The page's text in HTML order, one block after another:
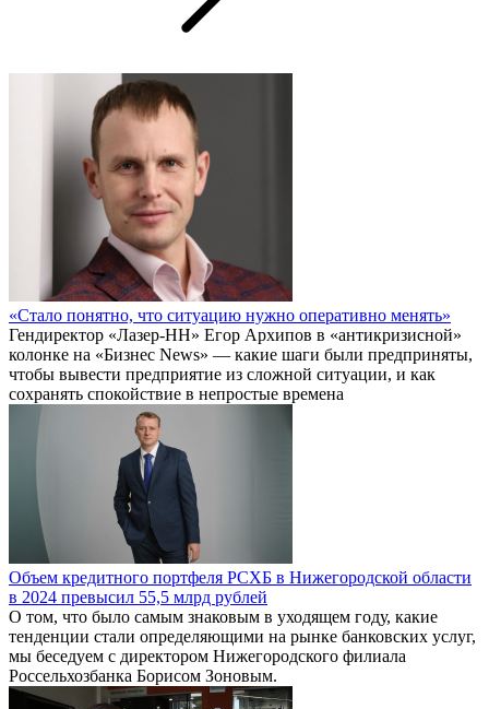
«Стало понятно, что ситуацию нужно оперативно менять»
Гендиректор «Лазер-НН» Егор Архипов в «антикризисной»
колонке на «Бизнес News» — какие шаги были предприняты,
чтобы вывести предприятие из сложной ситуации, и как
сохранять спокойствие в непростые времена
Объем кредитного портфеля РСХБ в Нижегородской области
в 2024 превысил 55,5 млрд рублей
О том, что было самым знаковым в уходящем году, какие
тенденции стали определяющими на рынке банковских услуг,
мы беседуем с директором Нижегородского филиала
Россельхозбанка Борисом Зоновым.